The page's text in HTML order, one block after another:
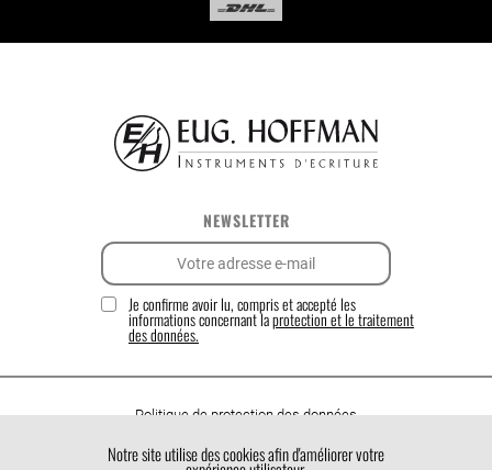
NEWSLETTER
Je confirme avoir lu, compris et accepté les
informations concernant laprotection et le traitement
des données.
Politique de protection des données
Politique de cookies
Notre site utilise des cookies afin d'améliorer votre